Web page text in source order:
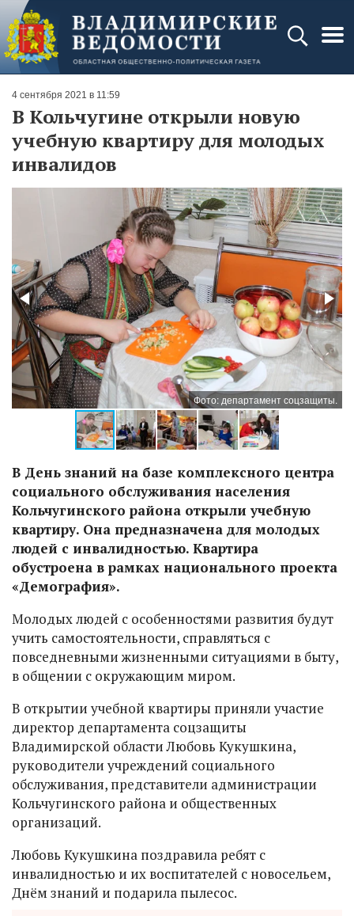
4 сентября 2021 в 11:59
В Кольчугине открыли новую
учебную квартиру для молодых
инвалидов
Фото: департамент соцзащиты.
В День знаний на базе комплексного центра
социального обслуживания населения
Кольчугинского района открыли учебную
квартиру. Она предназначена для молодых
людей с инвалидностью. Квартира
обустроена в рамках национального проекта
«Демография».
Молодых людей с особенностями развития будут
учить самостоятельности, справляться с
повседневными жизненными ситуациями в быту,
в общении с окружающим миром.
В открытии учебной квартиры приняли участие
директор департамента соцзащиты
Владимирской области Любовь Кукушкина,
руководители учреждений социального
обслуживания, представители администрации
Кольчугинского района и общественных
организаций.
Любовь Кукушкина поздравила ребят с
инвалидностью и их воспитателей с новосельем,
Днём знаний и подарила пылесос.